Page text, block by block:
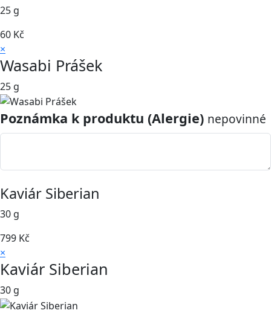
25 g
60 Kč
×
Wasabi Prášek
25 g
Poznámka k produktu (Alergie) nepovinné
Kaviár Siberian
30 g
799 Kč
×
Kaviár Siberian
30 g